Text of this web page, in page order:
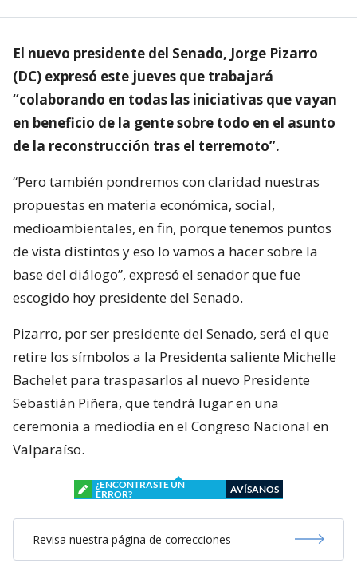
El nuevo presidente del Senado, Jorge Pizarro
(DC) expresó este jueves que trabajará
“colaborando en todas las iniciativas que vayan
en beneficio de la gente sobre todo en el asunto
de la reconstrucción tras el terremoto”.
“Pero también pondremos con claridad nuestras
propuestas en materia económica, social,
medioambientales, en fin, porque tenemos puntos
de vista distintos y eso lo vamos a hacer sobre la
base del diálogo”, expresó el senador que fue
escogido hoy presidente del Senado.
Pizarro, por ser presidente del Senado, será el que
retire los símbolos a la Presidenta saliente Michelle
Bachelet para traspasarlos al nuevo Presidente
Sebastián Piñera, que tendrá lugar en una
ceremonia a mediodía en el Congreso Nacional en
Valparaíso.
¿ENCONTRASTE UN
ERROR?
AVÍSANOS
Revisa nuestra página de correcciones